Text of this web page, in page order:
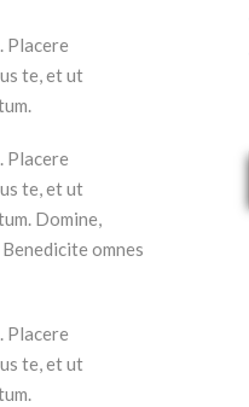
Placere
te, et ut
Placere
te, et ut
Domine,
omnes
Placere
te, et ut